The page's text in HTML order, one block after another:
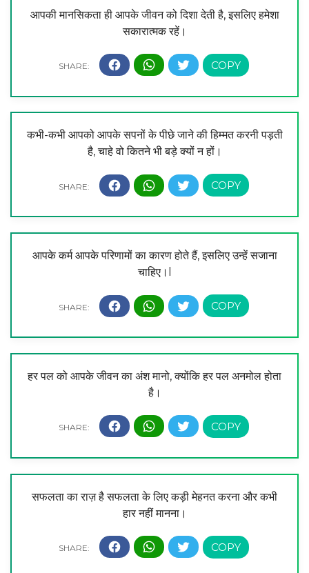
आपकी मानसिकता ही आपके जीवन को दिशा देती है, इसलिए हमेशा
सकारात्मक रहें।
कभी-कभी आपको आपके सपनों के पीछे जाने की हिम्मत करनी पड़ती
है, चाहे वो कितने भी बड़े क्यों न हों।
आपके कर्म आपके परिणामों का कारण होते हैं, इसलिए उन्हें सजाना
चाहिए।l
हर पल को आपके जीवन का अंश मानो, क्योंकि हर पल अनमोल होता
है।
सफलता का राज़ है सफलता के लिए कड़ी मेहनत करना और कभी
हार नहीं मानना।